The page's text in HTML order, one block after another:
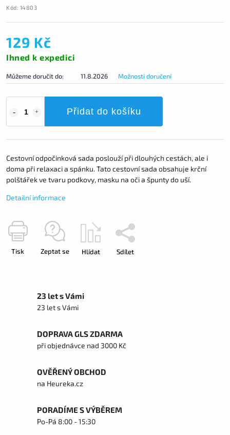
Kód: 14803
129 Kč
Ihned k expedici
Můžeme doručit do: 11.8.2026 Možnosti doručení
Přidat do košíku
Cestovní odpočinková sada poslouží při dlouhých cestách, ale i
doma při relaxaci a spánku. Tato cestovní sada obsahuje krční
polštářek ve tvaru podkovy, masku na oči a špunty do uší.
Detailní informace
Tisk Zeptat se Hlídat Sdílet
23 let s Vámi
23 let s Vámi
DOPRAVA GLS ZDARMA
při objednávce nad 3000 Kč
OVĚŘENÝ OBCHOD
na Heureka.cz
PORADÍME S VÝBĚREM
Po-Pá 8:00 - 15:30